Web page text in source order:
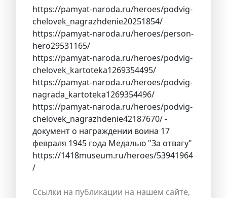
https://pamyat-naroda.ru/heroes/podvig-
chelovek_nagrazhdenie20251854/
https://pamyat-naroda.ru/heroes/person-
hero29531165/
https://pamyat-naroda.ru/heroes/podvig-
chelovek_kartoteka1269354495/
https://pamyat-naroda.ru/heroes/podvig-
nagrada_kartoteka1269354496/
https://pamyat-naroda.ru/heroes/podvig-
chelovek_nagrazhdenie42187670/ -
документ о награждении воина 17
февраля 1945 года Медалью "За отвагу"
https://1418museum.ru/heroes/53941964
/
Ссылки на публикации на нашем сайте,